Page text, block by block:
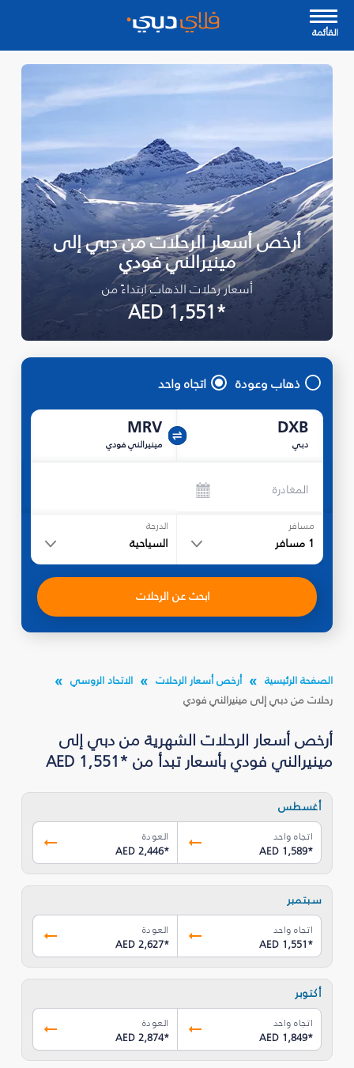
القأئمة
أرخص أسعار الرحلات من دبي إلى
مينيرالني فودي
أسعار رحلات الذهاب ابتداءً من
*AED 1,551
ذهاب وعودة اتجاه واحد
DXB
دبي
MRV
مينيرالني فودي
المغادرة
مسافر
1 مسافر
الدرجة
السياحية
ابحث عن الرحلات
الصفحة الرئيسية أرخص أسعار الرحلات
الاتحاد الروسي
رحلات من دبي إلى مينيرالني فودي
أرخص أسعار الرحلات الشهرية من دبي إلى
مينيرالني فودي بأسعار تبدأ من *AED 1,551
أغسطس
اتجاه واحد
AED 1,589*
العودة
AED 2,446*
سبتمبر
اتجاه واحد
AED 1,551*
العودة
AED 2,627*
أكتوبر
اتجاه واحد
AED 1,849*
العودة
AED 2,874*